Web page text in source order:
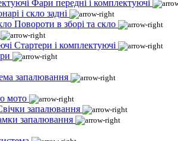
Фари передні і комплектуючі
і скло задні
Повороти в зборі та скло
Стартери і комплектуючі
запалювання
мото
запалювання
запалювання